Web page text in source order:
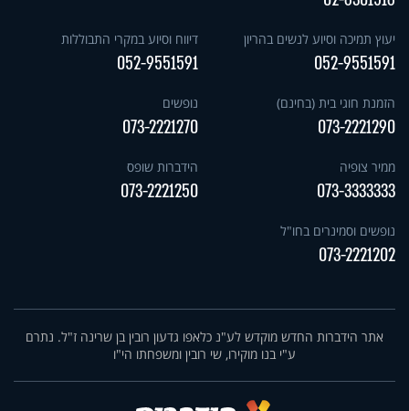
יעוץ תמיכה וסיוע לנשים בהריון
052-9551591
דיווח וסיוע במקרי התבוללות
052-9551591
הזמנת חוגי בית (בחינם)
073-2221290
נופשים
073-2221270
ממיר צופיה
073-3333333
הידברות שופס
073-2221250
נופשים וסמינרים בחו"ל
073-2221202
אתר הידברות החדש מוקדש לע"נ כלאפו גדעון רובין בן שרינה ז"ל. נתרם
ע"י בנו מוקירו, שי רובין ומשפחתו הי"ו